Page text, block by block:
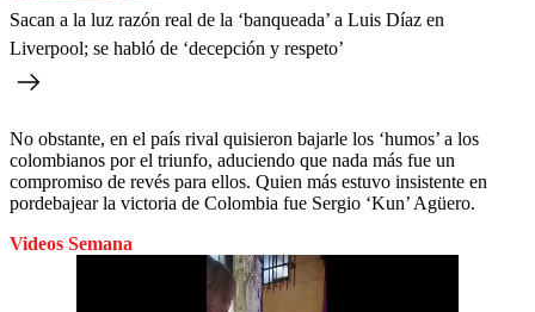
Sacan a la luz razón real de la ‘banqueada’ a Luis Díaz en
Liverpool; se habló de ‘decepción y respeto’
No obstante, en el país rival quisieron bajarle los ‘humos’ a los
colombianos por el triunfo, aduciendo que nada más fue un
compromiso de revés para ellos. Quien más estuvo insistente en
pordebajear la victoria de Colombia fue Sergio ‘Kun’ Agüero.
Videos Semana